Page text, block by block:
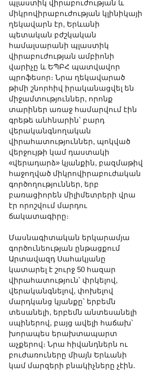
պլաստիկ վիրաբուժության և
միկրովիրաբուժության կլինիկայի
ղեկավարն էր, Երևանի
պետական բժշկական
համալսարանի պլաստիկ
վիրաբուժության ամբիոնի
վարիչը և ԵՊԲՀ պատվավոր
պրոֆեսոր։ Նրա ղեկավարած
թիմի շնորհիվ իրականացվել են
միջամտություններ, որոնք
տարիներ առաջ համարվում էին
գրեթե անհնարին՝ բարդ
վերականգնողական
վիրահատություններ, պոկված
վերջույթի կամ դաստակի
«վերադարձ» կյանքին, բազմաթիվ
հաջողված միկրովիրաբուժական
գործողություններ, երբ
բառացիորեն միլիմետրերի վրա
էր որոշվում մարդու
ճակատագիրը։
Մասնագիտական երկարամյա
գործունեության ընթացքում
Արտավազդ Սահակյանը
կատարել է շուրջ 50 հազար
վիրահատություն՝ փրկելով,
վերականգնելով, փոխելով
մարդկանց կյանքը՝ երբեմն
տեսանելի, երբեմն անտեսանելի
սպիներով, բայց ավելի հաճախ՝
խորապես երախտապարտ
աչքերով։ Նրա հիվանդներն ու
բուժառուները միայն Երևանի
կամ մարզերի բնակիչները չէին.